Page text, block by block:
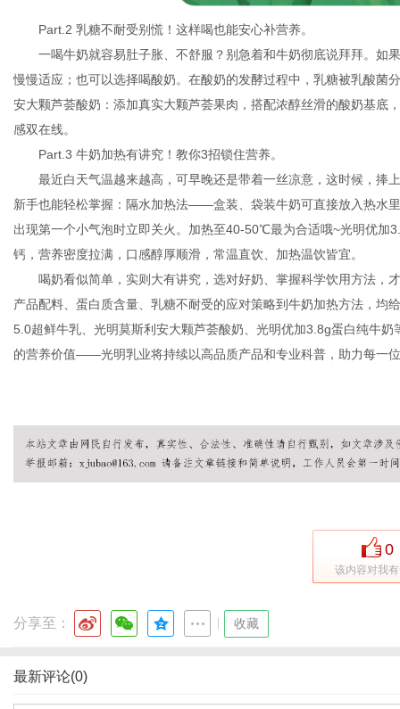
Part.2 乳糖不耐受别慌！这样喝也能安心补营养。
一喝牛奶就容易肚子胀、不舒服？别急着和牛奶彻底说拜拜。如
慢慢适应；也可以选择喝酸奶。在酸奶的发酵过程中，乳糖被乳酸菌
安大颗芦荟酸奶：添加真实大颗芦荟果肉，搭配浓醇丝滑的酸奶基底
感双在线。
Part.3 牛奶加热有讲究！教你3招锁住营养。
最近白天气温越来越高，可早晚还是带着一丝凉意，这时候，捧
新手也能轻松掌握：隔水加热法——盒装、袋装牛奶可直接放入热水
出现第一个小气泡时立即关火。加热至40-50℃最为合适哦~光明优
钙，营养密度拉满，口感醇厚顺滑，常温直饮、加热温饮皆宜。
喝奶看似简单，实则大有讲究，选对好奶、掌握科学饮用方法，
产品配料、蛋白质含量、乳糖不耐受的应对策略到牛奶加热方法，均
5.0超鲜牛乳、光明莫斯利安大颗芦荟酸奶、光明优加3.8g蛋白纯牛
的营养价值——光明乳业将持续以高品质产品和专业科普，助力每一
0
该内容对我
分享至： 收藏
最新评论(0)